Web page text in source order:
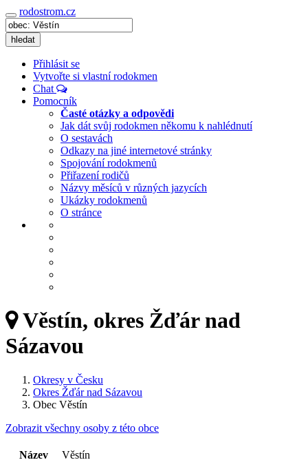
Navigace
rodostrom.cz
hledat
Přihlásit se
Vytvořte si vlastní rodokmen
Chat
Pomocník
Časté otázky a odpovědi
Jak dát svůj rodokmen někomu k nahlédnutí
O sestavách
Odkazy na jiné internetové stránky
Spojování rodokmenů
Přiřazení rodičů
Názvy měsíců v různých jazycích
Ukázky rodokmenů
O stránce
Věstín, okres Žďár nad
Sázavou
Okresy v Česku
Okres Žďár nad Sázavou
Obec Věstín
Zobrazit všechny osoby z této obce
Název
Věstín